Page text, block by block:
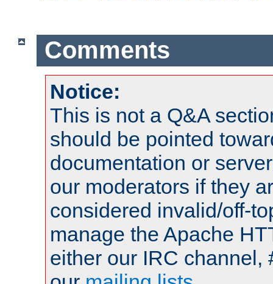
Comments
Notice:
This is not a Q&A
should be pointed
documentation or
our moderators if they
considered invalid/off-
manage the Apache
either our IRC channel,